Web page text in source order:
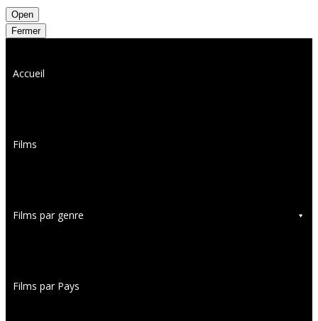
Open
Fermer
Accueil
Films
Films par genre
Films par Pays